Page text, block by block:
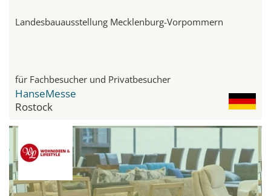
Landesbauausstellung Mecklenburg-Vorpommern
für Fachbesucher und Privatbesucher
HanseMesse
Rostock